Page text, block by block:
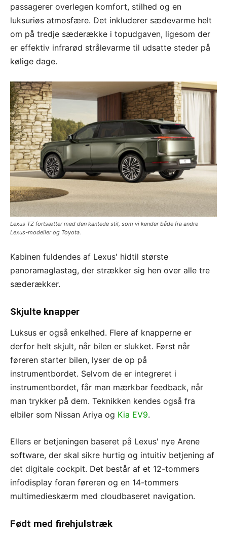
passagerer overlegen komfort, stilhed og en
luksuriøs atmosfære. Det inkluderer sædevarme helt
om på tredje sæderække i topudgaven, ligesom der
er effektiv infrarød strålevarme til udsatte steder på
kølige dage.
Lexus TZ fortsætter med den kantede stil, som vi kender både fra andre
Lexus-modeller og Toyota.
Kabinen fuldendes af Lexus' hidtil største
panoramaglastag, der strækker sig hen over alle tre
sæderækker.
Skjulte knapper
Luksus er også enkelhed. Flere af knapperne er
derfor helt skjult, når bilen er slukket. Først når
føreren starter bilen, lyser de op på
instrumentbordet. Selvom de er integreret i
instrumentbordet, får man mærkbar feedback, når
man trykker på dem. Teknikken kendes også fra
elbiler som Nissan Ariya og Kia EV9.
Ellers er betjeningen baseret på Lexus' nye Arene
software, der skal sikre hurtig og intuitiv betjening af
det digitale cockpit. Det består af et 12-tommers
infodisplay foran føreren og en 14-tommers
multimedieskærm med cloudbaseret navigation.
Født med firehjulstræk